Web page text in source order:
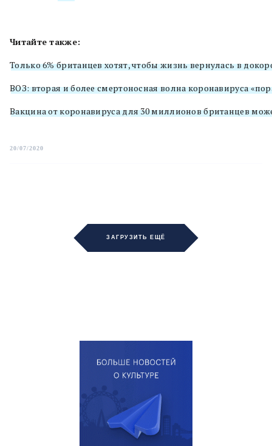
Читайте также:
Только 6% британцев хотят, чтобы жизнь вернулась в
ВОЗ: вторая и более смертоносная волна коронавируса
Вакцина от коронавируса для 30 миллионов британцев
20/07/2020
ЗАГРУЗИТЬ ЕЩЁ